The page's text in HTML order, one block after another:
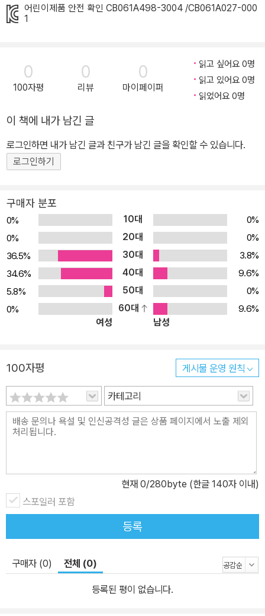
과 함께 펼쳐지는 로미의 이야기가 지금부터 시작된다! 눈코입 스티
커를 붙이면 귀여운 티니핑이 짠! 하고 나타나요. 12장의 다양한 위시
연스럽게 관찰력 향상에도 도움이 되고, 내지를 모두 완성했다면 기
분 좋은 성취감까지 얻을 수 있어요. 얼굴을 완성했다면 내지에 있는
어 매우 흥미롭답니다.
어린이제품 안전 확인 CB061A498-3004 /CB061A027-000
1
0
100자평
0
리뷰
0
마이페이퍼
읽고 싶어요 0명
읽고 있어요 0명
읽었어요 0명
이 책에 내가 남긴 글
로그인하면 내가 남긴 글과 친구가 남긴 글을 확인할 수 있습니다.
로그인하기
구매자 분포
0% 10대
0%
0%
20대
0%
36.5%
30대
3.8%
34.6%
40대
9.6%
5.8%
50대
0%
0%
60대
9.6%
여성
남성
100자평 게시물 운영 원칙
카테고리
현재 0/280byte (한글 140자 이내)
스포일러 포함
등록
구매자 (0) 전체 (0)
등록된 평이 없습니다.